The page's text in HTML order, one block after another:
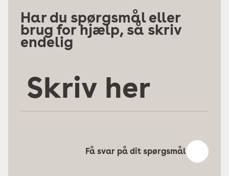
Har du spørgsmål eller
brug for hjælp, så skriv
endelig
her
Få svar på dit spørgsmål